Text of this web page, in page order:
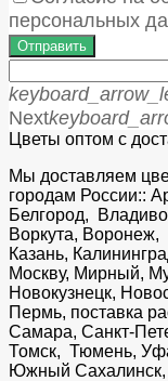
персональных
Отправить
Next
Цветы оптом с
Мы доставляем
городам России::
Белгород,
Воркута, Воронеж,
Казань,
Москву, Мирный,
Новокузнецк,
Пермь, поставка
Самара, Санкт-
Томск, Тюмень,
Южный Сахалинск,